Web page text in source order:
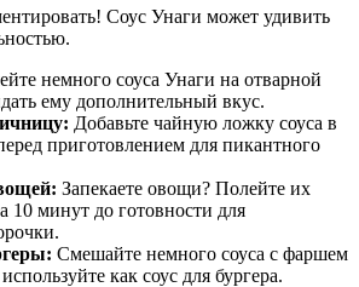
Соус Унаги может удивить
немного соуса Унаги на отварной
ему дополнительный вкус.
Добавьте чайную ложку соуса в
приготовлением для пикантного
Запекаете овощи? Полейте их
10 минут до готовности для
Смешайте немного соуса с фаршем
как соус для бургера.